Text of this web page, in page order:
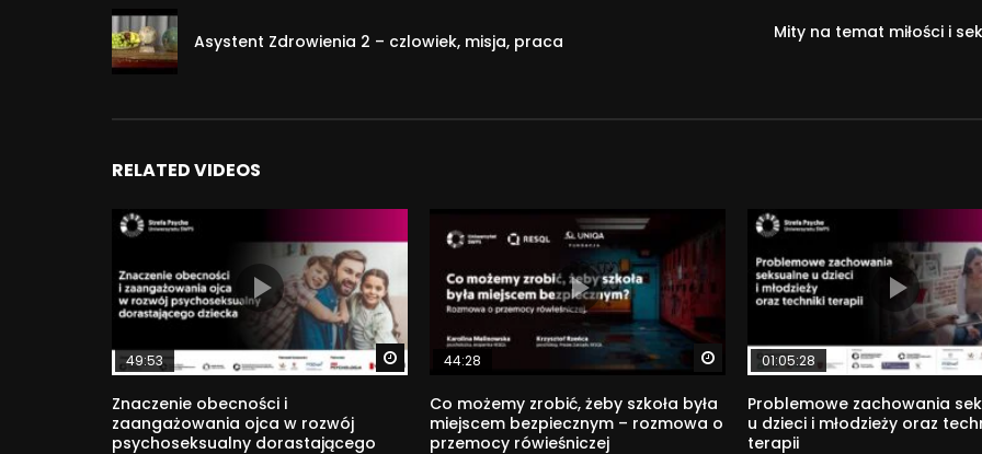
Asystent Zdrowienia 2 – czlowiek, misja, praca
Mity na temat miłości i
RELATED VIDEOS
Watch Later
49:53
Znaczenie obecności i
zaangażowania ojca w rozwój
psychoseksualny dorastającego
Watch Later
44:28
Co możemy zrobić, żeby szkoła była
miejscem bezpiecznym – rozmowa o
przemocy rówieśniczej
01:05:28
Problemowe zachowania
u dzieci i młodzieży oraz
terapii